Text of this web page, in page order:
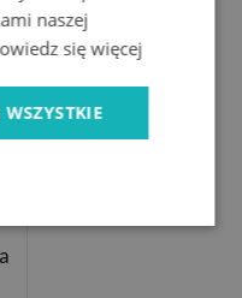
naszej
się więcej
WSZYSTKIE